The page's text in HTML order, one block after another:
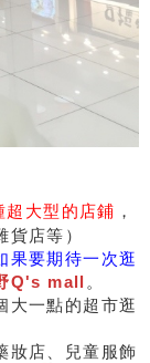
超大型的店鋪 ，
店等）
果要期待一次逛
Q's mall 。
大一點的超市逛
妝店、兒童服飾